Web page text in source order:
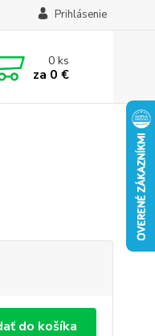
Prihlásenie
0ks
za 0 €
do košíka